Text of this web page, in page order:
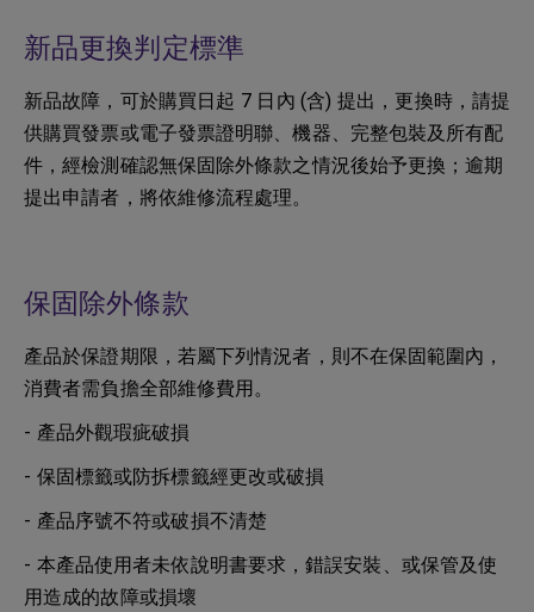
新品更換判定標準
新品故障，可於購買日起 7 日內 (含) 提出，更換時，請提
供購買發票或電子發票證明聯、機器、完整包裝及所有配
件，經檢測確認無保固除外條款之情況後始予更換；逾期
提出申請者，將依維修流程處理。
保固除外條款
產品於保證期限，若屬下列情況者，則不在保固範圍內，
消費者需負擔全部維修費用。
- 產品外觀瑕疵破損
- 保固標籤或防拆標籤經更改或破損
- 產品序號不符或破損不清楚
- 本產品使用者未依說明書要求，錯誤安裝、或保管及使
用造成的故障或損壞